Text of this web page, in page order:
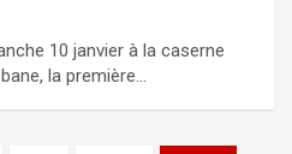
10 janvier à la caserne
la première…